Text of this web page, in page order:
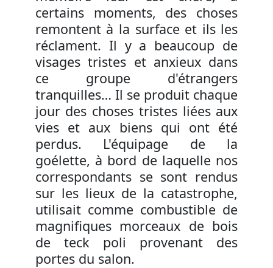
certains moments, des choses
remontent à la surface et ils les
réclament. Il y a beaucoup de
visages tristes et anxieux dans
ce groupe d'étrangers
tranquilles… Il se produit chaque
jour des choses tristes liées aux
vies et aux biens qui ont été
perdus. L'équipage de la
goélette, à bord de laquelle nos
correspondants se sont rendus
sur les lieux de la catastrophe,
utilisait comme combustible de
magnifiques morceaux de bois
de teck poli provenant des
portes du salon.